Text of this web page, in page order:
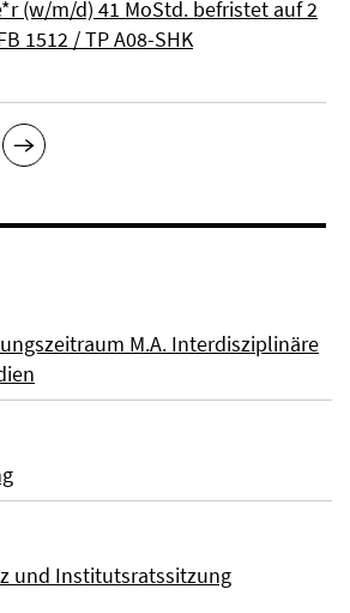
(w/m/d) 41 MoStd. befristet auf 2
1512 / TP A08-SHK
M.A. Interdisziplinäre
und Institutsratssitzung